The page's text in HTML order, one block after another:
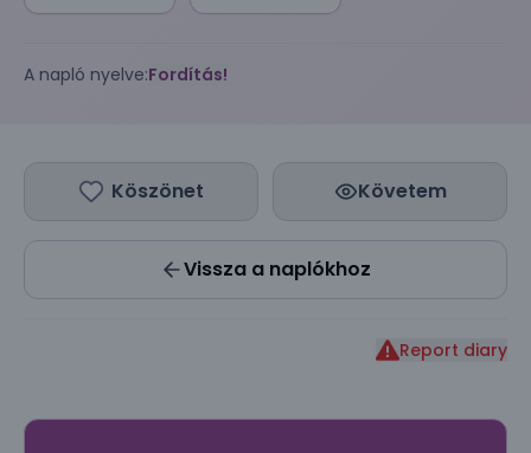
A napló nyelve:Fordítás!
Köszönet Követem
Vissza a naplókhoz
Report diary